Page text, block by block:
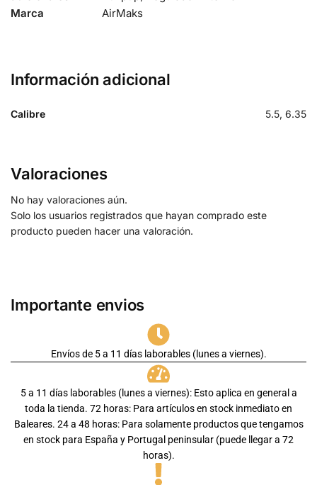
Marca
AirMaks
Información adicional
Calibre 5.5, 6.35
Valoraciones
No hay valoraciones aún.
Solo los usuarios registrados que hayan comprado este
producto pueden hacer una valoración.
Importante envios
Envíos de 5 a 11 días laborables (lunes a viernes).
5 a 11 días laborables (lunes a viernes): Esto aplica en general a
toda la tienda. 72 horas: Para artículos en stock inmediato en
Baleares. 24 a 48 horas: Para solamente productos que tengamos
en stock para España y Portugal peninsular (puede llegar a 72
horas).